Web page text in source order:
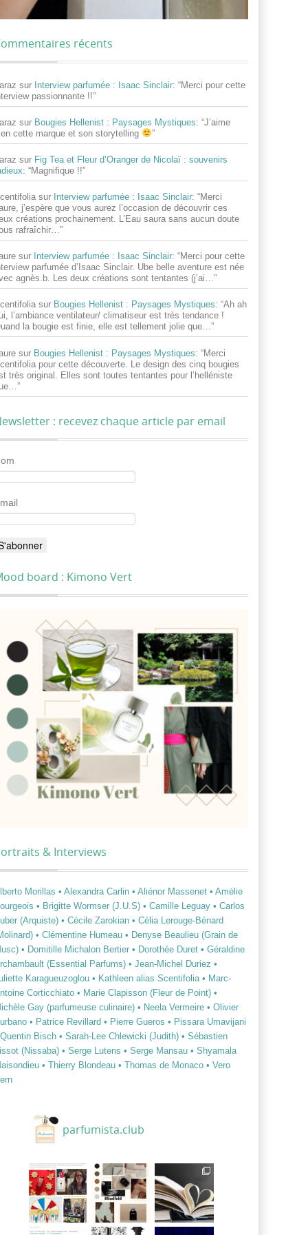
récents
sur Interview parfumée : Isaac Sinclair: “Merci pour cette
passionnante !!”
sur Bougies Hellenist : Paysages Mystiques: “J’aime
cette marque et son storytelling
”
sur Fig Tea et Fleur d’Oranger de Nicolaï : souvenirs
: “Magnifique !!”
sur Interview parfumée : Isaac Sinclair: “Merci
j’espère que vous aurez l’occasion de découvrir ces
créations prochainement. L’Eau saura sans aucun doute
rafraîchir…”
sur Interview parfumée : Isaac Sinclair: “Merci pour cette
parfumée d’Isaac Sinclair. Ube belle aventure est née
agnès.b. Les deux créations sont tentantes (j’ai…”
sur Bougies Hellenist : Paysages Mystiques: “Ah ah
l’ambiance ventilateur/ climatiseur est très tendance !
la bougie est finie, elle est tellement jolie que…”
sur Bougies Hellenist : Paysages Mystiques: “Merci
pour cette découverte. Le design des cinq bougies
très original. Elles sont toutes tentantes pour l’helléniste
”
: recevez chaque article par email
board : Kimono Vert
& Interviews
Morillas • Alexandra Carlin • Aliénor Massenet • Amélie
• Brigitte Wormser (J.U.S) • Camille Leguay • Carlos
(Arquiste) • Cécile Zarokian • Célia Lerouge-Bénard
• Clémentine Humeau • Denyse Beaulieu (Grain de
• Domitille Michalon Bertier • Dorothée Duret • Géraldine
(Essential Parfums) • Jean-Michel Duriez •
Karagueuzoglou • Kathleen alias Scentifolia • Marc-
Corticchiato • Marie Clapisson (Fleur de Point) •
Gay (parfumeuse culinaire) • Neela Vermeire • Olivier
• Patrice Revillard • Pierre Gueros • Pissara Umavijani
Bisch • Sarah-Lee Chlewicki (Judith) • Sébastien
(Nissaba) • Serge Lutens • Serge Mansau • Shyamala
• Thierry Blondeau • Thomas de Monaco • Vero
parfumista.club